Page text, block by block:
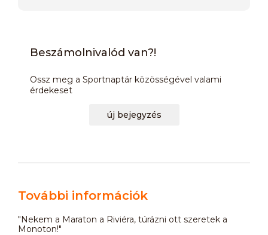
Beszámolnivalód van?!
Ossz meg a Sportnaptár közösségével valami
érdekeset
új bejegyzés
További információk
"Nekem a Maraton a Riviéra, túrázni ott szeretek a
Monoton!"